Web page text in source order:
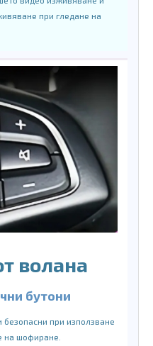
при гледане на
волана
бутони
безопасни при използване
на шофиране.